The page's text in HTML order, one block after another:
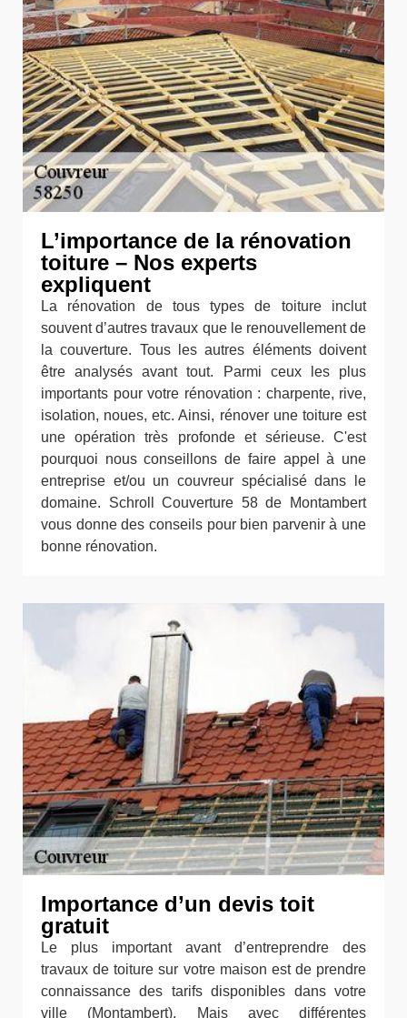
L’importance de la rénovation
toiture – Nos experts
expliquent
La rénovation de tous types de toiture inclut
souvent d’autres travaux que le renouvellement de
la couverture. Tous les autres éléments doivent
être analysés avant tout. Parmi ceux les plus
importants pour votre rénovation : charpente, rive,
isolation, noues, etc. Ainsi, rénover une toiture est
une opération très profonde et sérieuse. C'est
pourquoi nous conseillons de faire appel à une
entreprise et/ou un couvreur spécialisé dans le
domaine. Schroll Couverture 58 de Montambert
vous donne des conseils pour bien parvenir à une
bonne rénovation.
Importance d’un devis toit
gratuit
Le plus important avant d’entreprendre des
travaux de toiture sur votre maison est de prendre
connaissance des tarifs disponibles dans votre
ville (Montambert). Mais avec différentes